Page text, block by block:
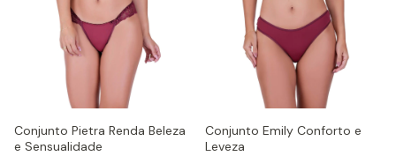
Conjunto Pietra Renda Beleza
e Sensualidade
Conjunto Emily Conforto e
Leveza